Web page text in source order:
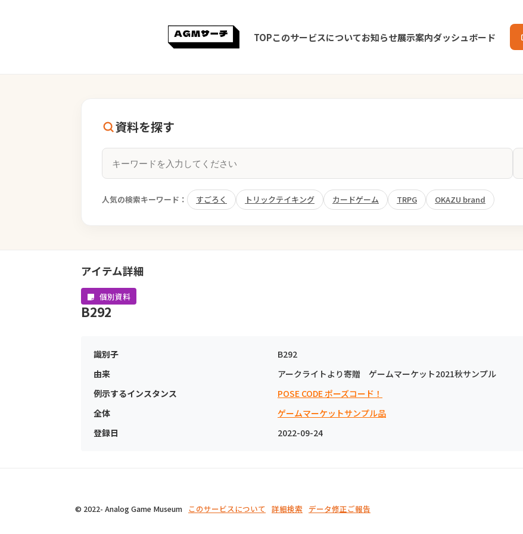
TOPこのサービスについてお知らせ展示案内ダッシュボード
資料を探す
人気の検索キーワード： すごろく トリックテイキング カードゲーム TRPG OKAZU brand
アイテム詳細
個別資料
B292
識別子
B292
由来
アークライトより寄贈 ゲームマーケット2021秋サンプル
例示するインスタンス
POSE CODE ポーズコード！
全体
ゲームマーケットサンプル品
登録日
2022-09-24
© 2022- Analog Game Museum このサービスについて 詳細検索 データ修正ご報告